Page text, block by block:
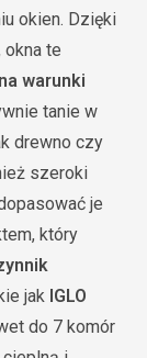
okien. Dzięki
te
warunki
tanie w
drewno czy
szeroki
je
który
jak IGLO
do 7 komór